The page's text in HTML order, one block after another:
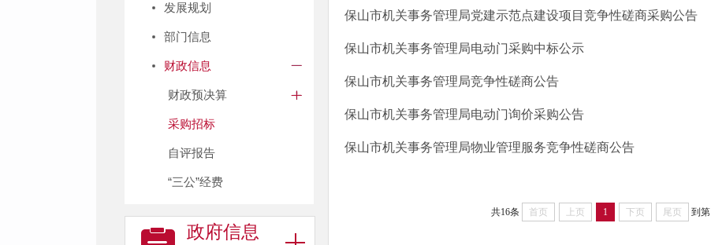
发展规划
部门信息
财政信息
财政预决算
采购招标
自评报告
“三公”经费
政府信息
保山市机关事务管理局党建示范点建设项目竞争性磋商采购公告
保山市机关事务管理局电动门采购中标公示
保山市机关事务管理局竞争性磋商公告
保山市机关事务管理局电动门询价采购公告
保山市机关事务管理局物业管理服务竞争性磋商公告
共16条 首页 上页 1 下页 尾页 到第